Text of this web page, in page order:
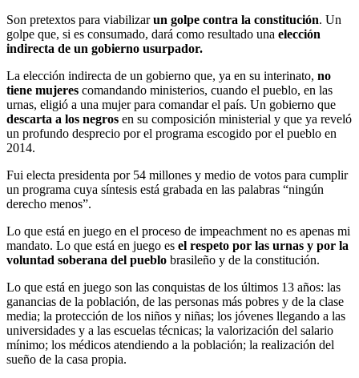
Son pretextos para viabilizarun golpe contra la constitución. Un
golpe que, si es consumado, dará como resultado una elección
indirecta de un gobierno usurpador.
La elección indirecta de un gobierno que, ya en su interinato, no
tiene mujeres comandando ministerios, cuando el pueblo, en las
urnas, eligió a una mujer para comandar el país. Un gobierno que
descarta a los negros en su composición ministerial y que ya reveló
un profundo desprecio por el programa escogido por el pueblo en
2014.
Fui electa presidenta por 54 millones y medio de votos para cumplir
un programa cuya síntesis está grabada en las palabras “ningún
derecho menos”.
Lo que está en juego en el proceso de impeachment no es apenas mi
mandato. Lo que está en juego es el respeto por las urnas y por la
voluntad soberana del pueblo brasileño y de la constitución.
Lo que está en juego son las conquistas de los últimos 13 años: las
ganancias de la población, de las personas más pobres y de la clase
media; la protección de los niños y niñas; los jóvenes llegando a las
universidades y a las escuelas técnicas; la valorización del salario
mínimo; los médicos atendiendo a la población; la realización del
sueño de la casa propia.